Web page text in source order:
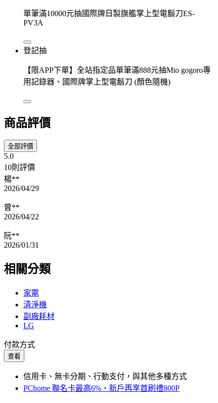
單筆滿10000元抽國際牌日製旗艦掌上型電鬍刀ES-
PV3A
登記抽
【限APP下單】全站指定品單筆滿888元抽Mio gogoro專
用記錄器、國際牌掌上型電鬍刀 (顏色隨機)
商品評價
全部評價
5.0
10則評價
楊**
2026/04/29
曾**
2026/04/22
阮**
2026/01/31
相關分類
家電
清淨機
副廠耗材
LG
付款方式
查看
信用卡、無卡分期、行動支付，與其他多種方式
PChome 聯名卡最高6%，新戶再享首刷禮800P